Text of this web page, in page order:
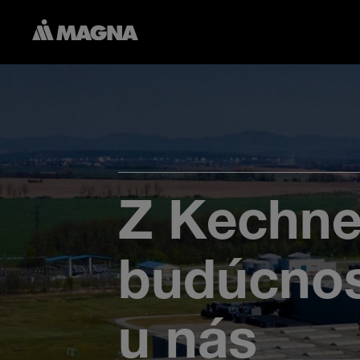
Z
u nás